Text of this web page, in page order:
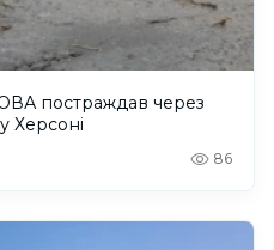
постраждав через
Херсоні
86